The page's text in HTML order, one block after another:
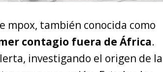
mpox, también conocida como
contagio fuera de África.
investigando el origen de la